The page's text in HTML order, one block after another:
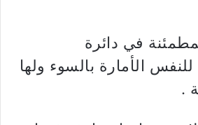
في دائرة
للنفس الأمارة بالسوء ولها
.